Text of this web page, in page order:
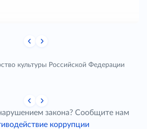
культуры Российской Федерации
закона? Сообщите нам
коррупции